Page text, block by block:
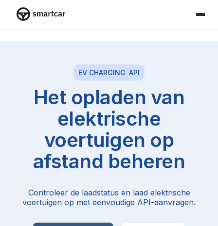
EV CHARGING API
Het opladen van
elektrische
voertuigen op
afstand beheren
Controleer de laadstatus en laad elektrische
voertuigen op met eenvoudige API-aanvragen.